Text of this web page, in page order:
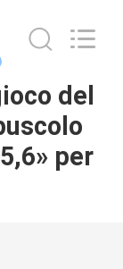
del
per